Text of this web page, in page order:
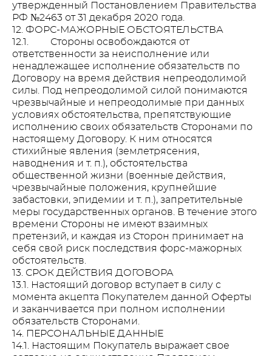
утвержденный Постановлением Правительства
РФ №2463 от 31 декабря 2020 года.
12. ФОРС-МАЖОРНЫЕ ОБСТОЯТЕЛЬСТВА
12.1. Стороны освобождаются от
ответственности за неисполнение или
ненадлежащее исполнение обязательств по
Договору на время действия непреодолимой
силы. Под непреодолимой силой понимаются
чрезвычайные и непреодолимые при данных
условиях обстоятельства, препятствующие
исполнению своих обязательств Сторонами по
настоящему Договору. К ним относятся
стихийные явления (землетрясения,
наводнения и т. п.), обстоятельства
общественной жизни (военные действия,
чрезвычайные положения, крупнейшие
забастовки, эпидемии и т. п.), запретительные
меры государственных органов. В течение этого
времени Стороны не имеют взаимных
претензий, и каждая из Сторон принимает на
себя свой риск последствия форс-мажорных
обстоятельств.
13. СРОК ДЕЙСТВИЯ ДОГОВОРА
13.1. Настоящий договор вступает в силу с
момента акцепта Покупателем данной Оферты
и заканчивается при полном исполнении
обязательств Сторонами.
14. ПЕРСОНАЛЬНЫЕ ДАННЫЕ
14.1. Настоящим Покупатель выражает свое